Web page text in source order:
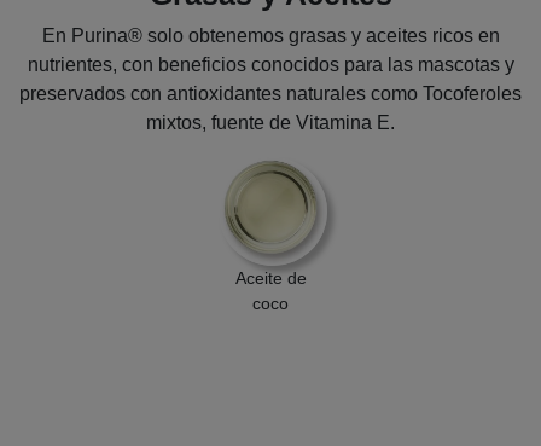
En Purina® solo obtenemos grasas y aceites ricos en
nutrientes, con beneficios conocidos para las mascotas y
preservados con antioxidantes naturales como Tocoferoles
mixtos, fuente de Vitamina E.
Aceite de
coco